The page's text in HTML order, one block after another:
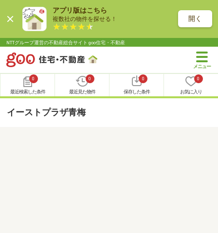
アプリ版はこちら
複数社の物件を探せる！ 開く
NTTグループ運営の不動産総合サイト goo住宅・不動産
0
最近検索した条件
0
最近見た物件
0
保存した条件
0
お気に入り
イーストプラザ青梅